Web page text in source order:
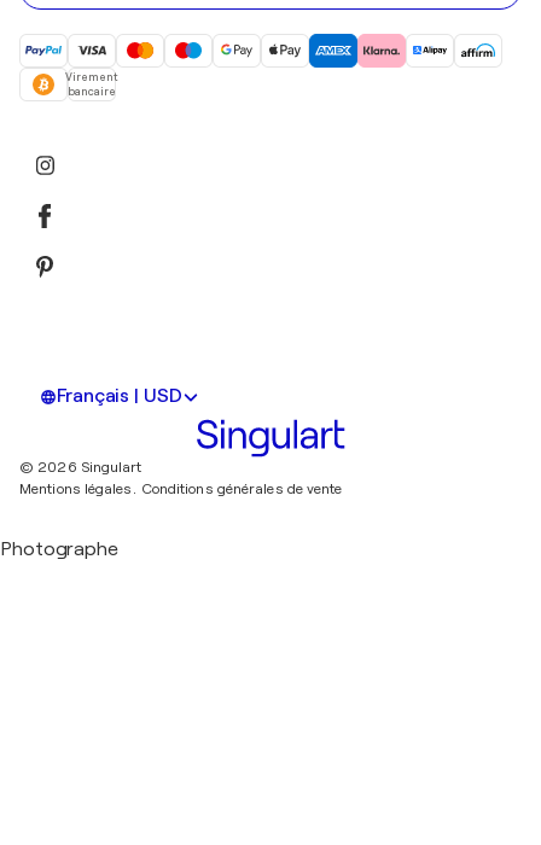
Virement
bancaire
Français | USD
© 2026 Singulart
Mentions légales. Conditions générales de vente
Photographe